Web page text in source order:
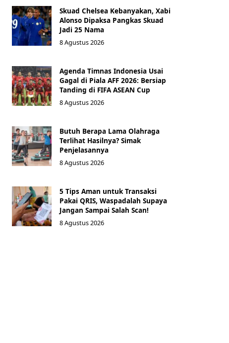
Skuad Chelsea Kebanyakan, Xabi
Alonso Dipaksa Pangkas Skuad
Jadi 25 Nama
8 Agustus 2026
Agenda Timnas Indonesia Usai
Gagal di Piala AFF 2026: Bersiap
Tanding di FIFA ASEAN Cup
8 Agustus 2026
Butuh Berapa Lama Olahraga
Terlihat Hasilnya? Simak
Penjelasannya
8 Agustus 2026
5 Tips Aman untuk Transaksi
Pakai QRIS, Waspadalah Supaya
Jangan Sampai Salah Scan!
8 Agustus 2026